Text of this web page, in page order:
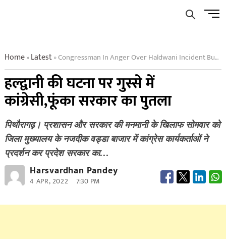
Menu
Home»Latest»Congressman In Anger Over Haldwani Incident Burnt Effigy Of Government
हल्द्वानी की घटना पर गुस्से में
कांग्रेसी,फूंका सरकार का पुतला
पिथौरागढ़। प्रशासन और सरकार की मनमानी के खिलाफ सोमवार को
जिला मुख्यालय के नजदीक वड्डा बाजार में कांग्रेस कार्यकर्ताओं ने
प्रदर्शन कर प्रदेश सरकार का…
Harsvardhan Pandey
4 APR, 2022 7:30 PM